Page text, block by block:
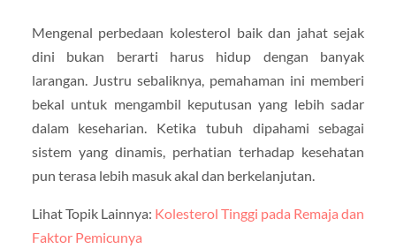
Mengenal perbedaan kolesterol baik dan jahat sejak
dini bukan berarti harus hidup dengan banyak
larangan. Justru sebaliknya, pemahaman ini memberi
bekal untuk mengambil keputusan yang lebih sadar
dalam keseharian. Ketika tubuh dipahami sebagai
sistem yang dinamis, perhatian terhadap kesehatan
pun terasa lebih masuk akal dan berkelanjutan.
Lihat Topik Lainnya: Kolesterol Tinggi pada Remaja dan
Faktor Pemicunya